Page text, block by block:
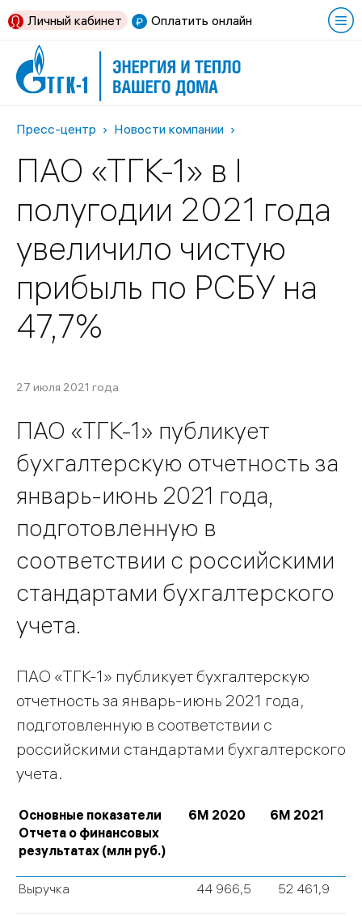
Оплатить онлайн
Личный кабинет
Пресс-центр Новости компании
ПАО «ТГК-1» в I
полугодии 2021 года
увеличило чистую
прибыль по РСБУ на
47,7%
27 июля 2021 года
ПАО «ТГК-1» публикует
бухгалтерскую отчетность за
январь-июнь 2021 года,
подготовленную в
соответствии с российскими
стандартами бухгалтерского
учета.
ПАО «ТГК-1» публикует бухгалтерскую
отчетность за январь-июнь 2021 года,
подготовленную в соответствии с
российскими стандартами бухгалтерского
учета.
Основные показатели
Отчета о финансовых
результатах (млн руб.)
6М 2020 6М 2021
Выручка 44 966,5 52 461,9